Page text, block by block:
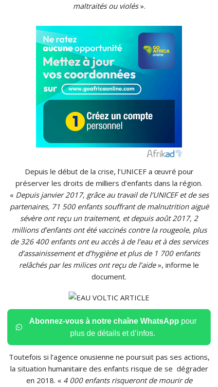
maltraités ou violés».
Depuis le début de la crise, l’UNICEF a œuvré pour
préserver les droits de milliers d’enfants dans la région.
« Depuis janvier 2017, grâce au travail de l’UNICEF et de ses
partenaires, 71 500 enfants souffrant de malnutrition aiguë
sévère ont reçu un traitement, et depuis août 2017, 2
millions d’enfants ont été vaccinés contre la rougeole, plus
de 326 400 enfants ont eu accès à de l’eau et à des services
d’assainissement et d’hygiène et plus de 1 700 enfants
relâchés par les milices ont reçu de l’aide», informe le
document.
Abonnez-vous à notre chaîne WhatsApp pour
plus de détails et d’infos.
Toutefois si l’agence onusienne ne poursuit pas ses actions,
la situation humanitaire des enfants risque de se dégrader
en 2018. « 4 000 enfants risqueront de mourir de